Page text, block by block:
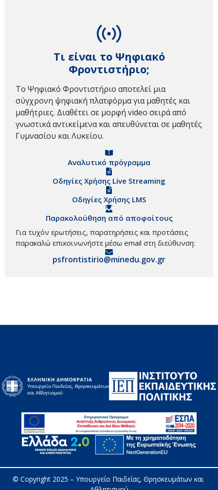
Τι είναι το Ψηφιακό
Φροντιστήριο;
Το Ψηφιακό Φροντιστήριο αποτελεί μια
σύγχρονη ψηφιακή πλατφόρμα για μαθητές και
μαθήτριες. Διαθέτει σε μορφή video σειρά από
γνωστικά αντικείμενα και απευθύνεται σε μαθητές
Γυμνασίου και Λυκείου.
Αναλυτικό πρόγραμμα
Οδηγίες Χρήσης Live Streaming
Οδηγίες Χρήσης LMS
Παρακολούθηση από αποφοίτους
Για τυχόν ερωτήσεις, παρατηρήσεις και προτάσεις
παρακαλώ επικοινωνήστε μέσω email στη διεύθυνση:
psfrontistirio@minedu.gov.gr
© Copyright 2025 – Υπουργείο Παιδείας, Θρησκευμάτων και